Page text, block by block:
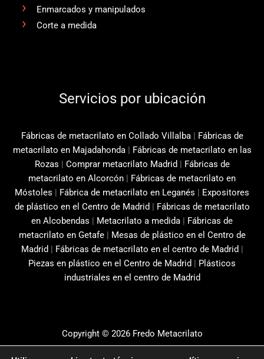
Enmarcados y manipulados
Corte a medida
Servicios por ubicación
Fábricas de metacrilato en Collado Villalba| Fábricas de
metacrilato en Majadahonda| Fábricas de metacrilato en las
Rozas | Comprar metacrilato Madrid | Fábricas de
metacrilato en Alcorcón | Fábricas de metacrilato en
Móstoles | Fábrica de metacrilato en Leganés | Expositores
de plástico en el Centro de Madrid | Fábricas de metacrilato
en Alcobendas | Metacrilato a medida | Fábricas de
metacrilato en Getafe| Mesas de plástico en el Centro de
Madrid | Fábricas de metacrilato en el centro de Madrid |
Piezas en plástico en el Centro de Madrid | Plásticos
industriales en el centro de Madrid
Copyright © 2026 Fredo Metacrilato